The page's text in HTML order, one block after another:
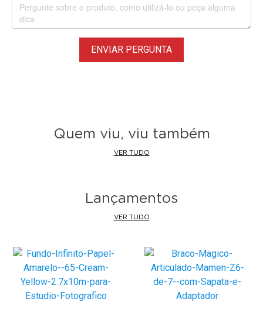
ENVIAR PERGUNTA
Quem viu, viu também
VER TUDO
Lançamentos
VER TUDO